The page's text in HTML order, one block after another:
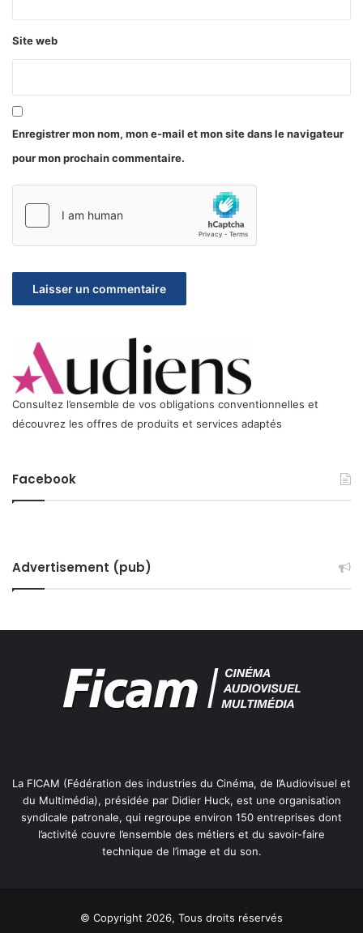
Site web
Enregistrer mon nom, mon e-mail et mon site dans le navigateur
pour mon prochain commentaire.
Consultez l’ensemble de vos obligations conventionnelles et
découvrez les offres de produits et services adaptés
Facebook
Advertisement (pub)
La FICAM (Fédération des industries du Cinéma, de l’Audiovisuel et
du Multimédia), présidée par Didier Huck, est une organisation
syndicale patronale, qui regroupe environ 150 entreprises dont
l’activité couvre l’ensemble des métiers et du savoir-faire
technique de l’image et du son.
© Copyright 2026, Tous droits réservés